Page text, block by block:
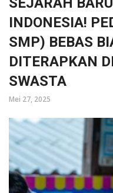
INDONESIA!
SMP) BEBAS
DITERAPKAN
SWASTA
Mei 27, 2025